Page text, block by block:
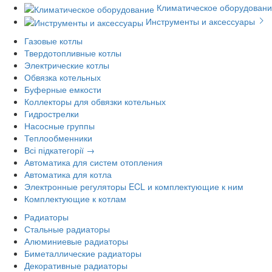
Климатическое
Инструменты и аксессуары
Газовые котлы
Твердотопливные котлы
Электрические котлы
Обвязка котельных
Буферные емкости
Коллекторы для обвязки котельных
Гидрострелки
Насосные группы
Теплообменники
Всі підкатегорії →
Автоматика для систем отопления
Автоматика для котла
Электронные регуляторы ECL и комплектующие к ним
Комплектующие к котлам
Радиаторы
Стальные радиаторы
Алюминиевые радиаторы
Биметаллические радиаторы
Декоративные радиаторы